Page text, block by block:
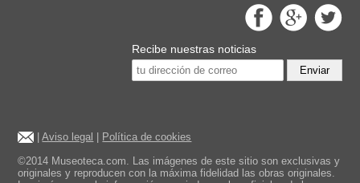
Recibe nuestras noticias
Enviar
|Aviso legal
Política de cookies
©2014 Museoteca.com. Las imágenes de este sitio son exclusivas y
originales y reproducen con la máxima fidelidad las obras originales.